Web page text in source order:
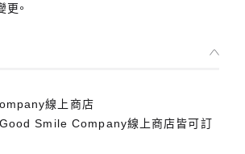
。
線上商店
Smile Company線上商店皆可訂